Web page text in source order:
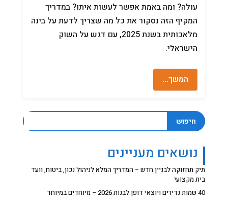
עולה? ומה באמת אפשר לעשות איתו? במדריך
המקיף הזה נסקור את כל מה שצריך לדעת על בינה
מלאכותית בשנת 2025, עם דגש על השוק
הישראלי.
המשך…
חיפוש
נושאים מעניינים
תיק תחזוקה לבניין חדש – המדריך המלא לניהול נכון, ביטוח, וועד
בית מקצועי
40 שמות נדירים ויוצאי דופן לבנות 2026 – מיוחדים במיוחד